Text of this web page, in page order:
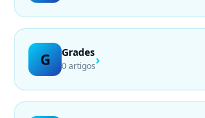
G Grades
0 artigos›